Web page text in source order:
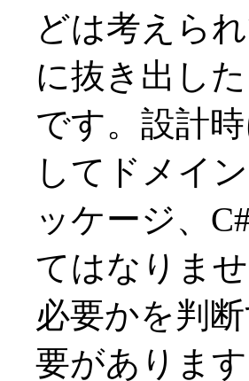
どは考えら
に抜き出し
です。設計
してドメイ
ッケージ、
てはなりま
必要かを判
要があります